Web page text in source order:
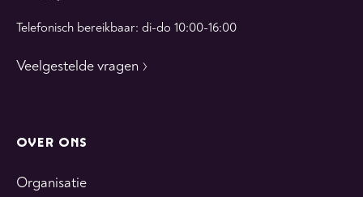
Telefonisch bereikbaar: di-do 10:00-16:00
Veelgestelde vragen
OVER ONS
Organisatie